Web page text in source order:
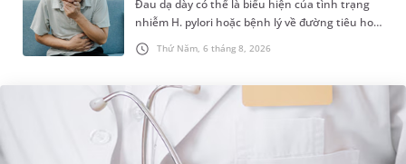
Thứ Năm, 6 tháng 8, 2026
Đau dạ dày có thể là biểu hiện của tình trạng
nhiễm H. pylori hoặc bệnh lý về đường tiêu hoá
khác. Dựa theo nguyên nhân cụ thể, bác sĩ sẽ
cân nhắc chỉ định p...